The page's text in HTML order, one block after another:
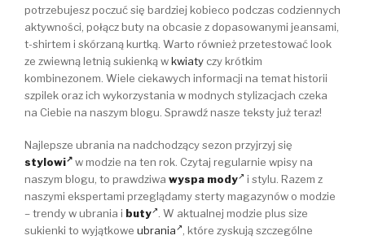
potrzebujesz poczuć się bardziej kobieco podczas codziennych
aktywności, połącz buty na obcasie z dopasowanymi jeansami,
t-shirtem i skórzaną kurtką. Warto również przetestować look
ze zwiewną letnią sukienką wkwiaty czy krótkim
kombinezonem. Wiele ciekawych informacji na temat historii
szpilek oraz ich wykorzystania w modnych stylizacjach czeka
na Ciebie na naszym blogu. Sprawdź nasze teksty już teraz!
Najlepsze ubrania na nadchodzący sezon przyjrzyj się
stylowi
w modzie na ten rok. Czytaj regularnie wpisy na
naszym blogu, to prawdziwa wyspa mody
i stylu. Razem z
naszymi ekspertami przeglądamy sterty magazynów o modzie
– trendy w ubrania i buty
. W aktualnej modzie plus size
sukienki to wyjątkowe ubrania
, które zyskują szczególne